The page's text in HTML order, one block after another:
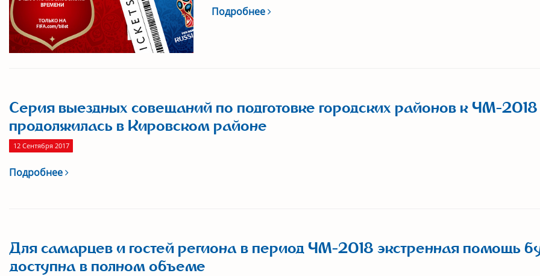
Подробнее
Серия выездных совещаний по подготовке городских районов к ЧМ-2018
продолжилась в Кировском районе
12 Сентября 2017
Подробнее
Для самарцев и гостей региона в период ЧМ-2018 экстренная помощь
доступна в полном объеме